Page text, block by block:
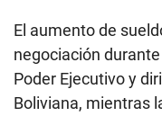
El aumento de
negociación
Poder Ejecutivo y
Boliviana, mientras